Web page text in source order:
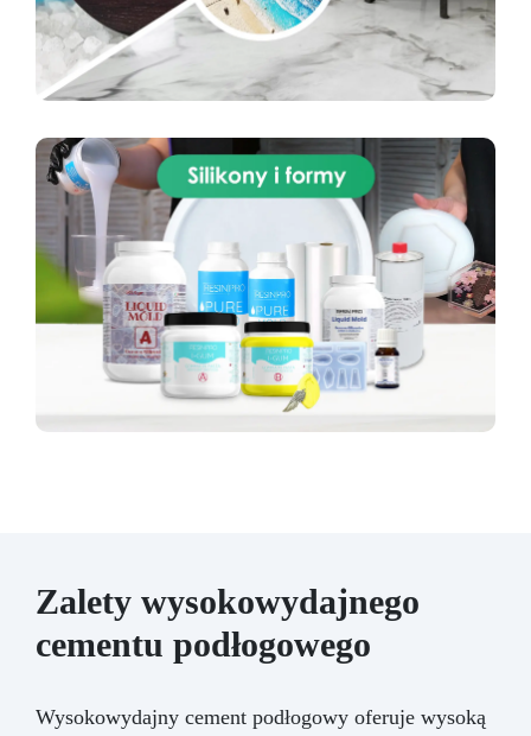
Zalety wysokowydajnego
cementu podłogowego
Wysokowydajny cement podłogowy oferuje wysoką